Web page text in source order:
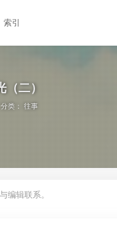
索引
（二）
分类：往事
编辑联系。